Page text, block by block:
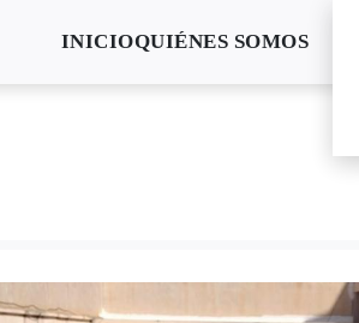
INICIOQUIÉNES SOMOS